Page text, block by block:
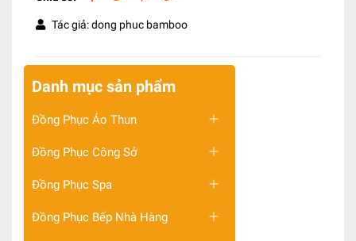
Tác giả: dong phuc bamboo
Danh mục sản phẩm
Đồng Phục Áo Thun
Đồng Phục Công Sở
Đồng Phục Spa
Đồng Phục Bếp Nhà Hàng